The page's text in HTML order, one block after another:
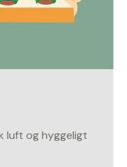
luft og hyggeligt